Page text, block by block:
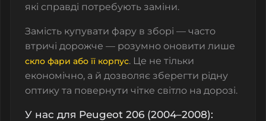
які справді потребують заміни.
Замість купувати фару в зборі — часто
втричі дорожче — розумно оновити лише
скло фари або її корпус. Це не тільки
економічно, а й дозволяє зберегти рідну
оптику та повернути чітке світло на дорозі.
У нас для Peugeot 206 (2004–2008):